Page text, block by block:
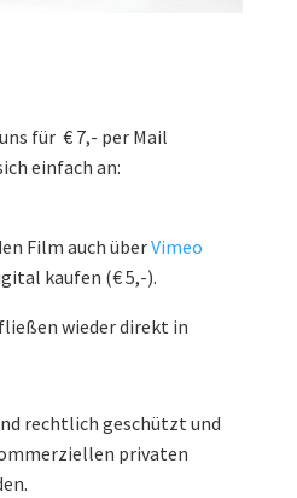
für € 7,- per Mail
einfach an:
Film auch überVimeo
kaufen (€ 5,-).
wieder direkt in
rechtlich geschützt und
privaten